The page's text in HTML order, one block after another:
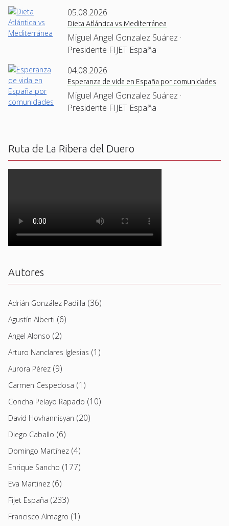
05.08.2026
Dieta Atlántica vs Mediterránea
Miguel Angel Gonzalez Suárez ·
Presidente FIJET España
04.08.2026
Esperanza de vida en España por comunidades
Miguel Angel Gonzalez Suárez ·
Presidente FIJET España
Ruta de La Ribera del Duero
Autores
Adrián González Padilla (36)
Agustín Alberti (6)
Angel Alonso (2)
Arturo Nanclares Iglesias (1)
Aurora Pérez (9)
Carmen Cespedosa (1)
Concha Pelayo Rapado (10)
David Hovhannisyan (20)
Diego Caballo (6)
Domingo Martínez (4)
Enrique Sancho (177)
Eva Martinez (6)
Fijet España (233)
Francisco Almagro (1)